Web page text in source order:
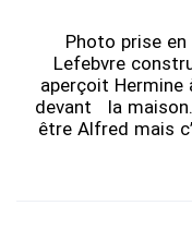
Photo prise
Lefebvre
aperçoit
devant la maison.
être Alfred mais